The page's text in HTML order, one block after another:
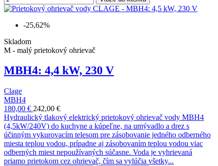
-25,62%
Skladom
M - malý prietokový ohrievač
MBH4: 4,4 kW, 230 V
Clage
MBH4
180,00 € 242,00 €
Hydraulický tlakový elektrický prietokový ohrievač vody MBH4
(4,5kW/240V) do kuchyne a kúpeľne, na umývadlo a drez s
účinným vykurovacím telesom pre zásobovanie jedného odberného
miesta teplou vodou, prípadne aj zásobovaním teplou vodou viac
odberných miest nepoužívaných súčasne. Voda je vyhrievaná
priamo prietokom cez ohrievač, čím sa vylúčia všetky...